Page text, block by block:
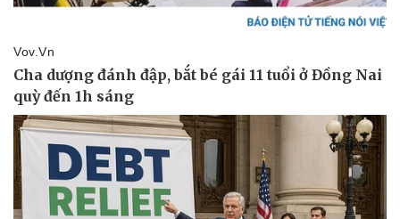
Làm đẹp - giảm cân
Ăn sạch sống khỏe